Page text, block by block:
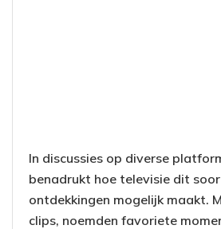
In discussies op diverse
benadrukt hoe televisie dit
ontdekkingen mogelijk maakt.
clips, noemden favoriete